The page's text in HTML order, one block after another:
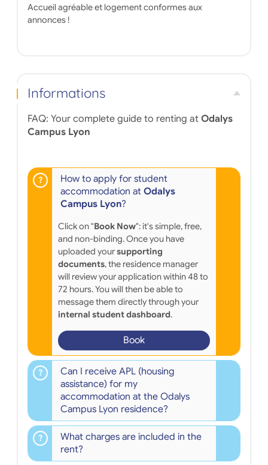
Accueil agréable et logement conformes aux
annonces !
Informations
FAQ: Your complete guide to renting at Odalys
Campus Lyon
How to apply for student
accommodation at Odalys
Campus Lyon?
Click on "Book Now": it's simple, free,
and non-binding. Once you have
uploaded yoursupporting
documents, the residence manager
will review your application within 48 to
72 hours. You will then be able to
message them directly through your
internal student dashboard.
Book
Can I receive APL (housing
assistance) for my
accommodation at the Odalys
Campus Lyon residence?
What charges are included in the
rent?